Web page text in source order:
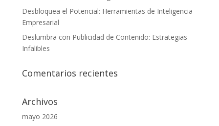
Desbloquea el Potencial: Herramientas de Inteligencia
Empresarial
Deslumbra con Publicidad de Contenido: Estrategias
Infalibles
Comentarios recientes
Archivos
mayo 2026